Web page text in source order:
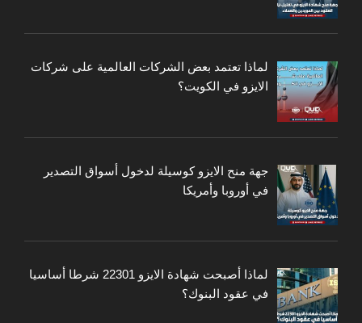
لماذا تعتمد بعض الشركات العالمية على شركات
الايزو في الكويت؟
جهة منح الايزو كوسيلة لدخول أسواق التصدير
في أوروبا وأمريكا
لماذا أصبحت شهادة الايزو 22301 شرطا أساسيا
في عقود البنوك؟